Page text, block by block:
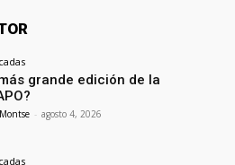
grande edición de la
- agosto 4, 2026